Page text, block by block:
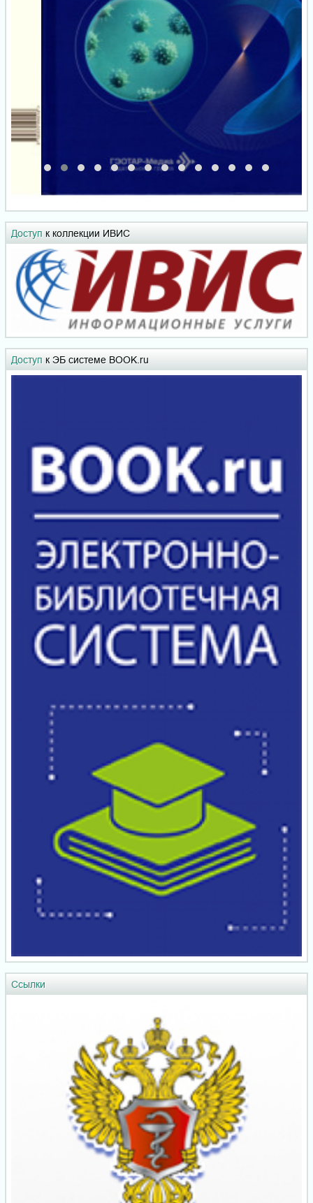
Доступ к коллекции ИВИС
Доступ к ЭБ системе BOOK.ru
Ссылки